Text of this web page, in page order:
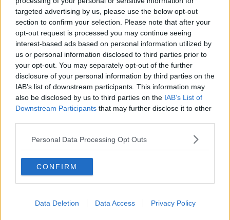
targeted advertising by us, please use the below opt-out
section to confirm your selection. Please note that after your
opt-out request is processed you may continue seeing
interest-based ads based on personal information utilized by
us or personal information disclosed to third parties prior to
your opt-out. You may separately opt-out of the further
disclosure of your personal information by third parties on the
IAB’s list of downstream participants. This information may
also be disclosed by us to third parties on the IAB’s List of
Downstream Participants that may further disclose it to other
Personal Data Processing Opt Outs
CONFIRM
Data Deletion Data Access Privacy Policy
​Prendiamoci un pò meno sul serio
​L’anno che verrà
​Cazzullo e nostre radici
​Come un elefante in soggiorno
​Abbiamo perso tutti
E se le cose non vanno come vorresti?
​Chi sono i genitori elicottero
Come è davvero la terapia
Quando il diritto alla disconnessione non viene accolto
​L’importanza della comunicazione in famiglia
​Il diritto ad essere disconnessi
​Il pensiero dicotomico e la salute mentale
​La Clownterapia
L’invisibile fatica mentale
Vacanze a km zero
​Buone Vacan(si)e!
​Storie antiche di tempi moderni